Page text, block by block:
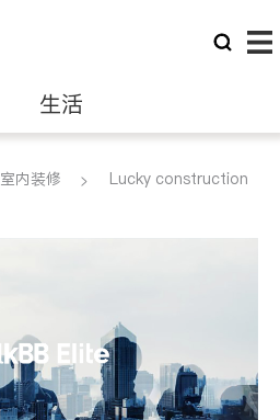
生活
律师
室内装修
Lucky construction